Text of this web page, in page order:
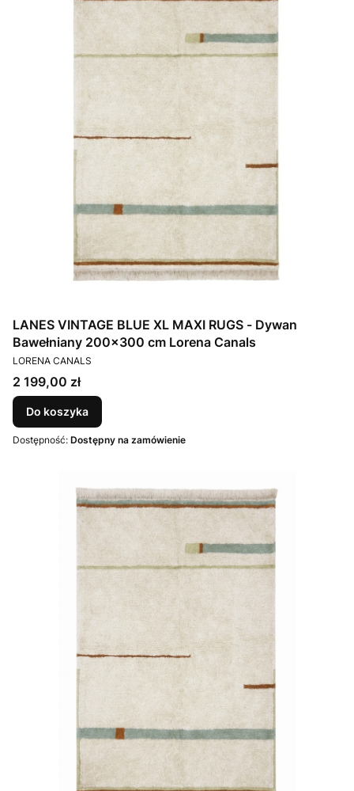
LANES VINTAGE BLUE XL MAXI RUGS - Dywan
Bawełniany 200x300 cm Lorena Canals
PRODUCENT
LORENA CANALS
Cena
2 199,00 zł
Do koszyka
Dostępność: Dostępny na zamówienie